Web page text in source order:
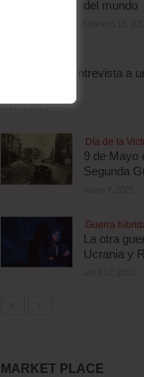
del mundo
Escalofriante entrevista a
abril 3, 2012
Día de la
9 de Mayo
Segunda
Guerra
La otra
Ucrania y
MARKET PLACE